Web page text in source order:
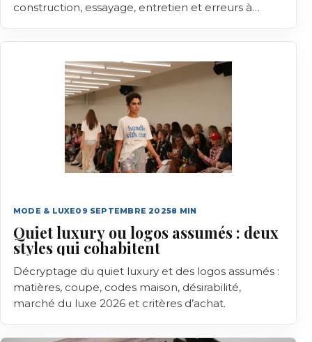
construction, essayage, entretien et erreurs à
MODE & LUXE09 SEPTEMBRE 20258 MIN
Quiet luxury ou logos assumés : deux
styles qui cohabitent
Décryptage du quiet luxury et des logos assumés :
matières, coupe, codes maison, désirabilité,
marché du luxe 2026 et critères d’achat.